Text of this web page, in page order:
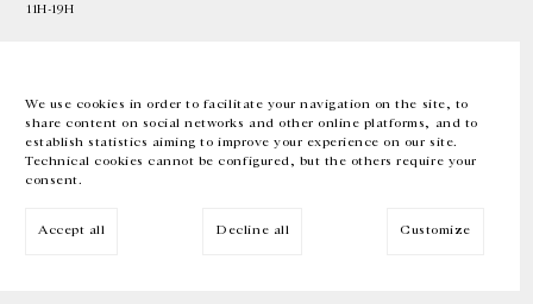
We use cookies in order to facilitate your navigation on the site, to
share content on social networks and other online platforms, and to
establish statistics aiming to improve your experience on our site.
Technical cookies cannot be configured, but the others require your
consent.
Accept all Decline all Customize
11H-19H
EN FR 中文 Facebook Instagram
Inscrivez-vous à notre newsletter